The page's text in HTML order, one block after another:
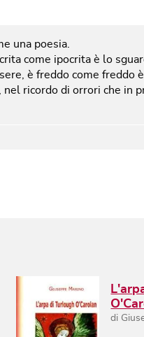
una poesia.
come ipocrita è lo
è freddo come freddo
ricordo di orrori che in
di